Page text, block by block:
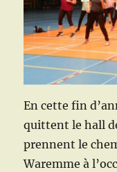
En cette fin
quittent le hall
prennent le
Waremme à